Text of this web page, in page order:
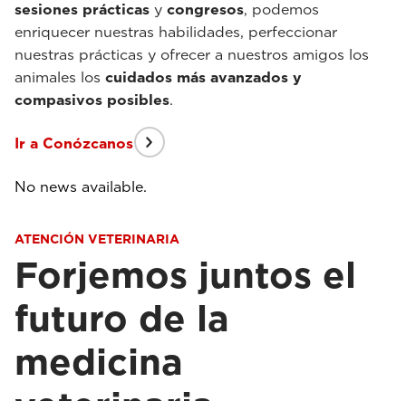
sesiones prácticas y congresos, podemos
enriquecer nuestras habilidades, perfeccionar
nuestras prácticas y ofrecer a nuestros amigos los
animales los cuidados más avanzados y
compasivos posibles.
Ir a Conózcanos
No news available.
ATENCIÓN VETERINARIA
Forjemos juntos el
futuro de la
medicina